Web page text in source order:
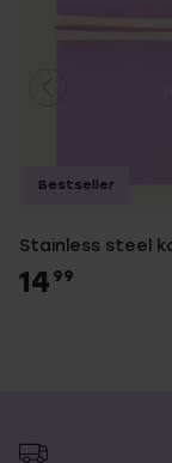
Stainless steel
14 99
Bestseller